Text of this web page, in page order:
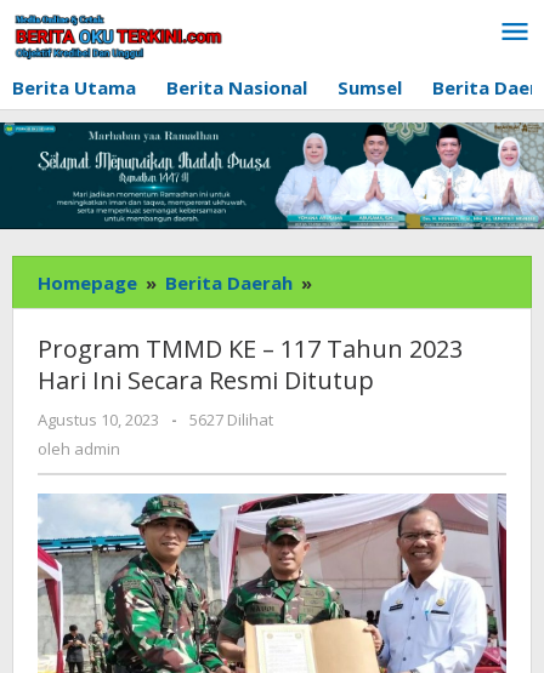
Lewati
ke
konten
Berita Utama
Berita Nasional Sumsel Berita
Homepage » Berita Daerah »
TMMD
-
117
Hari
Ini
Secara
Resmi
Ditutup
Program TMMD KE – 117 Tahun 2023
Hari Ini Secara Resmi Ditutup
Agustus 10, 2023
oleh
-
5627 Dilihat
oleh admin